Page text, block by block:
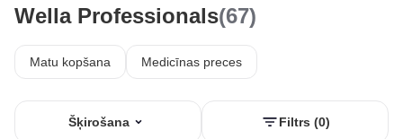
Wella Professionals(67)
Matu kopšana Medicīnas preces
Šķirošana Filtrs (0)